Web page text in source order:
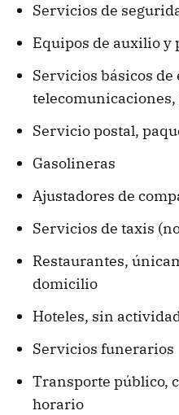
Servicios de
Equipos de auxilio
Servicios básicos de
Servicio postal,
Gasolineras
Ajustadores de
Servicios de taxis
Restaurantes,
domicilio
Hoteles, sin
Servicios funerarios
Transporte público,
horario